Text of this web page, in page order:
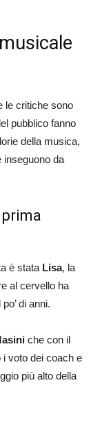
le critiche sono
pubblico fanno
della musica,
inseguono da
è stata Lisa, la
al cervello ha
di anni.
che con il
i voto dei coach e
più alto della